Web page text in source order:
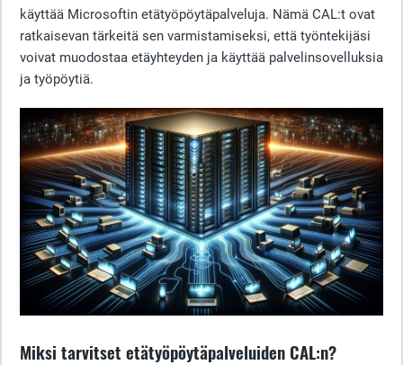
käyttää Microsoftin etätyöpöytäpalveluja. Nämä CAL:t ovat
ratkaisevan tärkeitä sen varmistamiseksi, että työntekijäsi
voivat muodostaa etäyhteyden ja käyttää palvelinsovelluksia
ja työpöytiä.
Miksi tarvitset etätyöpöytäpalveluiden CAL:n?